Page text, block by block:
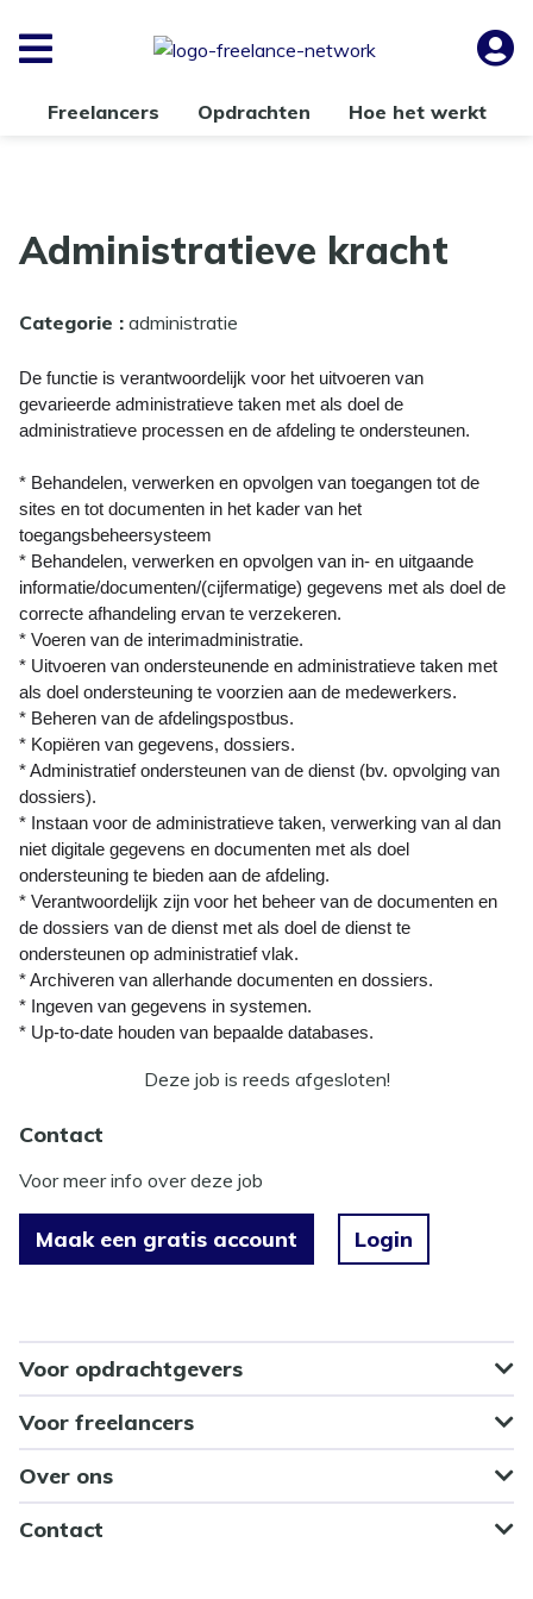
Freelancers Opdrachten Hoe het werkt
Administratieve kracht
Categorie : administratie
De functie is verantwoordelijk voor het uitvoeren van
gevarieerde administratieve taken met als doel de
administratieve processen en de afdeling te ondersteunen.
* Behandelen, verwerken en opvolgen van toegangen tot de
sites en tot documenten in het kader van het
toegangsbeheersysteem
* Behandelen, verwerken en opvolgen van in- en uitgaande
informatie/documenten/(cijfermatige) gegevens met als doel de
correcte afhandeling ervan te verzekeren.
* Voeren van de interimadministratie.
* Uitvoeren van ondersteunende en administratieve taken met
als doel ondersteuning te voorzien aan de medewerkers.
* Beheren van de afdelingspostbus.
* Kopiëren van gegevens, dossiers.
* Administratief ondersteunen van de dienst (bv. opvolging van
dossiers).
* Instaan voor de administratieve taken, verwerking van al dan
niet digitale gegevens en documenten met als doel
ondersteuning te bieden aan de afdeling.
* Verantwoordelijk zijn voor het beheer van de documenten en
de dossiers van de dienst met als doel de dienst te
ondersteunen op administratief vlak.
* Archiveren van allerhande documenten en dossiers.
* Ingeven van gegevens in systemen.
* Up-to-date houden van bepaalde databases.
Deze job is reeds afgesloten!
Contact
Voor meer info over deze job
Maak een gratis account Login
Voor opdrachtgevers
Voor freelancers
Over ons
Contact